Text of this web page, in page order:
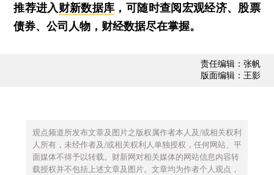
推荐进入财新数据库 ，可随时查阅宏观经济、股票
债券、公司人物，财经数据尽在掌握。
责任编辑：张帆
版面编辑：王影
观点频道所发布文章及图片之版权属作者本人及/或相关权利
人所有，未经作者及/或相关权利人单独授权，任何网站、平
面媒体不得予以转载。财新网对相关媒体的网站信息内容转
载授权并不包括上述文章及图片。文章均为作者个人观点，